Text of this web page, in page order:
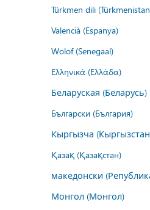
Türkmen dili
Valencià (Espanya)
Wolof (Senegaal)
Ελληνικά (Ελλάδα)
Беларуская (Беларусь)
Български (България)
Кыргызча
Қазақ (Қазақстан)
македонски
Монгол (Монгол)